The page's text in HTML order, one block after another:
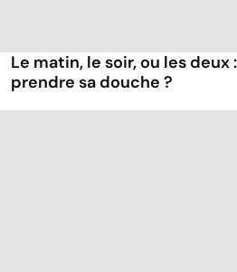
Le matin, le soir, ou les
prendre sa douche ?